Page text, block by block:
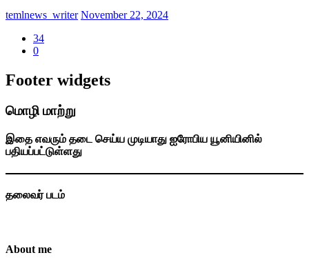
temlnews_writer November 22, 2024
34
0
Footer widgets
மொழி மாற்று
இதை எவரும் தடை செய்ய முடியாது ஐரோபிய யூனியினில்
பதியப்பட்டுள்ளது
தலைவர் படம்
About me